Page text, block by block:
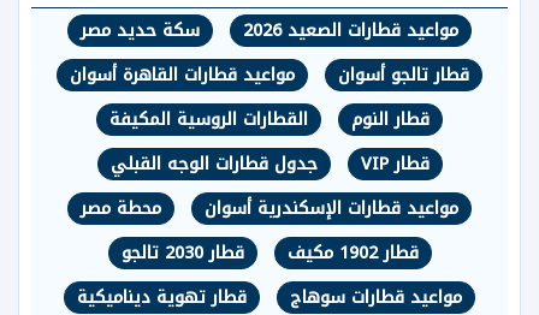
مواعيد قطارات الصعيد 2026
سكة حديد مصر
قطار تالجو أسوان
مواعيد قطارات القاهرة أسوان
قطار النوم
القطارات الروسية المكيفة
قطار VIP
جدول قطارات الوجه القبلي
مواعيد قطارات الإسكندرية أسوان
محطة مصر
قطار 1902 مكيف
قطار 2030 تالجو
مواعيد قطارات سوهاج
قطار تهوية ديناميكية